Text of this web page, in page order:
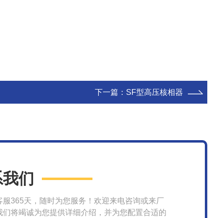
下一篇： SF型高压核相器
们
服365天，随时为您服务！欢迎来电咨询或来厂
们将竭诚为您提供详细介绍，并为您配置合适的